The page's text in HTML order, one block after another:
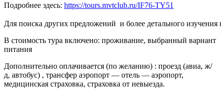
Подробнее здесь: https://tours.mvtclub.ru/IF76-TY51
Для поиска других предложений  и более детального
В стоимость тура включено: проживание, выбранный вариант
питания
Дополнительно оплачивается (по желанию) : проезд (авиа, ж/
д, автобус) , трансфер аэропорт — отель — аэропорт,
медицинская страховка, страховка от невыезда.